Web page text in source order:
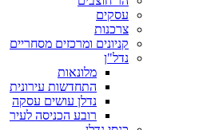
עסקים
צרכנות
קניונים ומרכזים מסחריים
נדל"ן
מלונאות
התחדשות עירונית
נדלן עושים עסקה
רובע הכניסה לעיר